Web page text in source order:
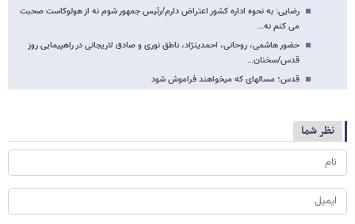
رضایی: به نحوه اداره کشور اعتراض دارم/رئیس جمهور شوم نه از هولوکاست صحبت
می کنم نه…
حضور هاشمی، روحانی، احمدی​نژاد، ناطق نوری و صادق لاریجانی در راهپیمایی روز
قدس/سخنان…
قدس؛ مساله​ای که می​خواهند فراموش شود
نظر شما